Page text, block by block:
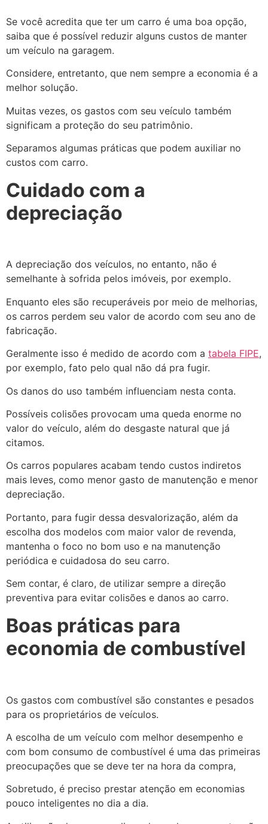
Se você acredita que ter um carro é uma boa opção,
saiba que é possível reduzir alguns custos de manter
um veículo na garagem.
Considere, entretanto, que nem sempre a economia é a
melhor solução.
Muitas vezes, os gastos com seu veículo também
significam a proteção do seu patrimônio.
Separamos algumas práticas que podem auxiliar no
custos com carro.
Cuidado com a
depreciação
A depreciação dos veículos, no entanto, não é
semelhante à sofrida pelos imóveis, por exemplo.
Enquanto eles são recuperáveis por meio de melhorias,
os carros perdem seu valor de acordo com seu ano de
fabricação.
Geralmente isso é medido de acordo com a tabela FIPE,
por exemplo, fato pelo qual não dá pra fugir.
Os danos do uso também influenciam nesta conta.
Possíveis colisões provocam uma queda enorme no
valor do veículo, além do desgaste natural que já
citamos.
Os carros populares acabam tendo custos indiretos
mais leves, como menor gasto de manutenção e menor
depreciação.
Portanto, para fugir dessa desvalorização, além da
escolha dos modelos com maior valor de revenda,
mantenha o foco no bom uso e na manutenção
periódica e cuidadosa do seu carro.
Sem contar, é claro, de utilizar sempre a direção
preventiva para evitar colisões e danos ao carro.
Boas práticas para
economia de combustível
Os gastos com combustível são constantes e pesados
para os proprietários de veículos.
A escolha de um veículo com melhor desempenho e
com bom consumo de combustível é uma das primeiras
preocupações que se deve ter na hora da compra,
Sobretudo, é preciso prestar atenção em economias
pouco inteligentes no dia a dia.